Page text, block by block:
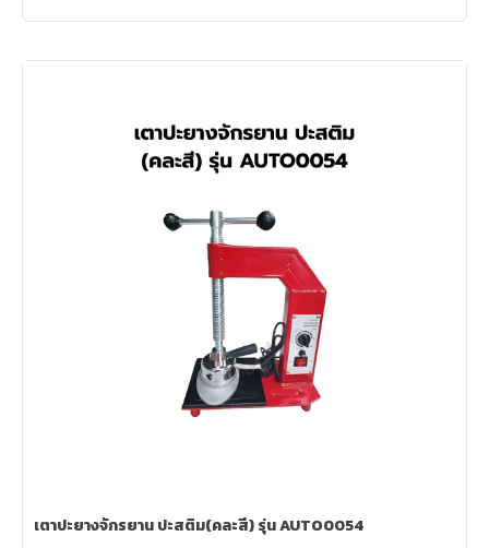
เตาปะยางจักรยาน ปะสติม(คละสี) รุ่น AUTO0054